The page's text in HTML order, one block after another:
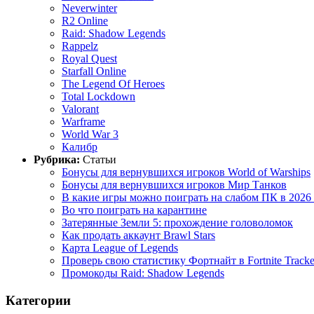
Neverwinter
R2 Online
Raid: Shadow Legends
Rappelz
Royal Quest
Starfall Online
The Legend Of Heroes
Total Lockdown
Valorant
Warframe
World War 3
Калибр
Рубрика: Статьи
Бонусы для вернувшихся игроков World of Warships
Бонусы для вернувшихся игроков Мир Танков
В какие игры можно поиграть на слабом ПК в 2026
Во что поиграть на карантине
Затерянные Земли 5: прохождение головоломок
Как продать аккаунт Brawl Stars
Карта League of Legends
Проверь свою статистику Фортнайт в Fortnite
Промокоды Raid: Shadow Legends
Категории